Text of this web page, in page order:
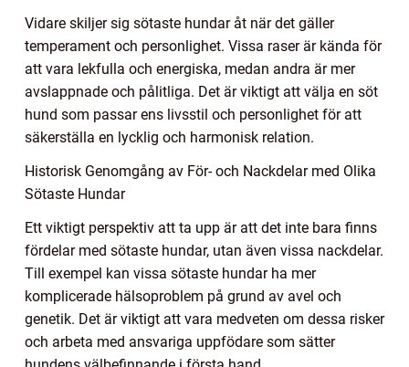
Vidare skiljer sig sötaste hundar åt när det gäller
temperament och personlighet. Vissa raser är kända för
att vara lekfulla och energiska, medan andra är mer
avslappnade och pålitliga. Det är viktigt att välja en söt
hund som passar ens livsstil och personlighet för att
säkerställa en lycklig och harmonisk relation.
Historisk Genomgång av För- och Nackdelar med Olika
Sötaste Hundar
Ett viktigt perspektiv att ta upp är att det inte bara finns
fördelar med sötaste hundar, utan även vissa nackdelar.
Till exempel kan vissa sötaste hundar ha mer
komplicerade hälsoproblem på grund av avel och
genetik. Det är viktigt att vara medveten om dessa risker
och arbeta med ansvariga uppfödare som sätter